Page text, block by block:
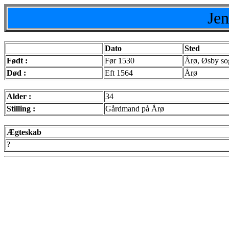
Dato
Sted
Født :
Før 1530
Årø, Øsby
Død :
Eft 1564 Årø
Alder :
34
Stilling :
Gårdmand på Årø
Ægteskab
?